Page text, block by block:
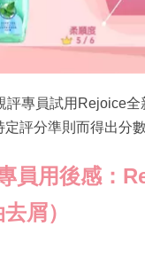
評專員試用Rejoice
評分準則而得出分數
員用後感：
屑）